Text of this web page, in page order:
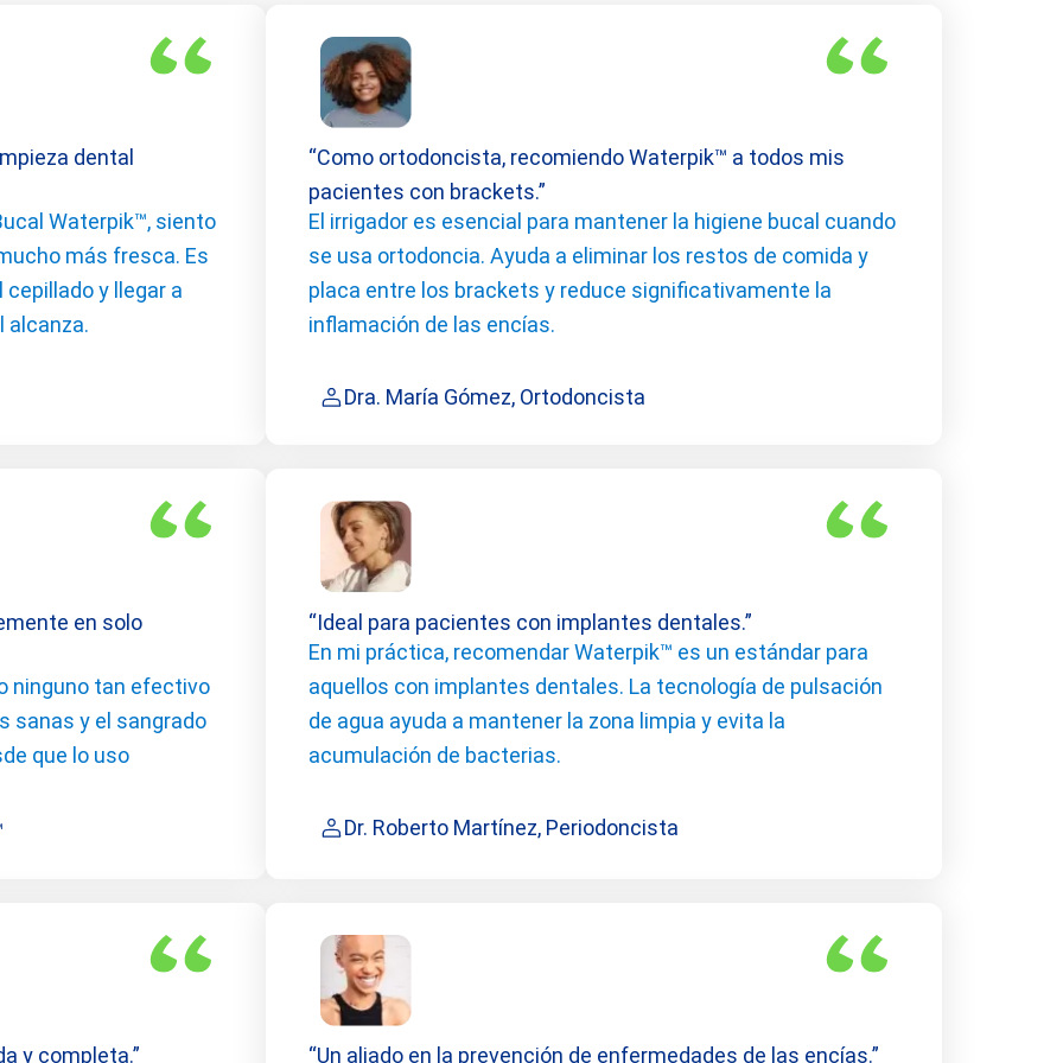
dental
Waterpik™, siento
más fresca. Es
y llegar a
alcanza.
“Como ortodoncista, recomiendo Waterpik™ a todos mis
pacientes con brackets.”
El irrigador es esencial para mantener la higiene bucal cuando
se usa ortodoncia. Ayuda a eliminar los restos de comida y
placa entre los brackets y reduce significativamente la
inflamación de las encías.
Dra. María Gómez, Ortodoncista
en solo
ninguno tan efectivo
sanas y el sangrado
que lo uso
“Ideal para pacientes con implantes dentales.”
En mi práctica, recomendar Waterpik™ es un estándar para
aquellos con implantes dentales. La tecnología de pulsación
de agua ayuda a mantener la zona limpia y evita la
acumulación de bacterias.
Dr. Roberto Martínez, Periodoncista
y completa.” “Un aliado en la prevención de enfermedades de las encías.”